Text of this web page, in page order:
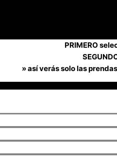
PRIMERO
» así verás solo las